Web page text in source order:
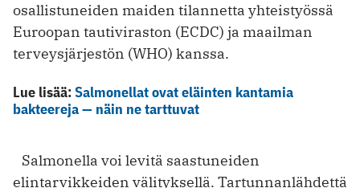
osallistuneiden maiden tilannetta yhteistyössä
Euroopan tautiviraston (ECDC) ja maailman
terveysjärjestön (WHO) kanssa.
Lue lisää:Salmonellat ovat eläinten kantamia
bakteereja — näin ne tarttuvat
Salmonella voi levitä saastuneiden
elintarvikkeiden välityksellä. Tartunnanlähdettä